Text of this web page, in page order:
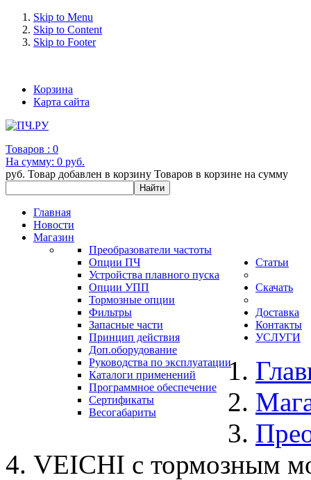
Skip to Menu
Skip to Content
Skip to Footer
Корзина
Карта сайта
Товаров : 0
На сумму: 0 руб.
руб. Товар добавлен в корзину Товаров в корзине на сумму
Главная
Новости
Магазин
Преобразователи частоты
Опции ПЧ
Устройства плавного пуска
Опции УПП
Тормозные опции
Фильтры
Запасные части
Статьи
Принцип действия
Доп.оборудование
Скачать
Руководства по эксплуатации
Каталоги применений
Программное обеспечение
Сертификаты
Весогабариты
Доставка
Контакты
УСЛУГИ
VEICHI с тормозным